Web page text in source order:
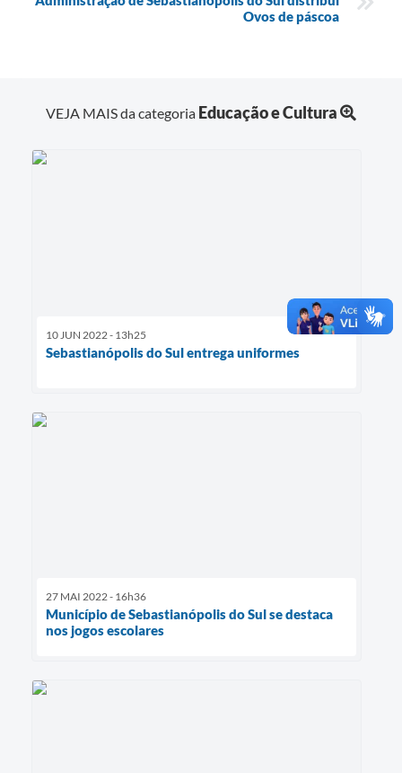
Ovos de páscoa
VEJA MAIS da categoria Educação e Cultura
10 JUN 2022 - 13h25
Sebastianópolis do Sul entrega uniformes
27 MAI 2022 - 16h36
Município de Sebastianópolis do Sul se destaca
nos jogos escolares